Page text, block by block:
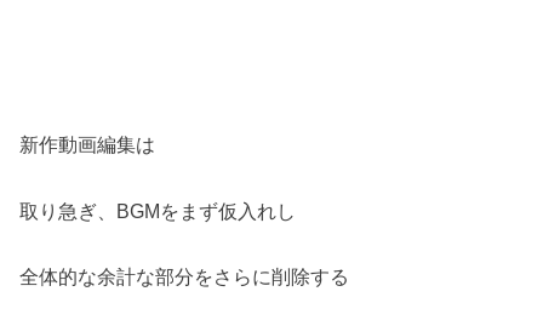
新作動画編集は
取り急ぎ、BGMをまず仮入れし
全体的な余計な部分をさらに削除する